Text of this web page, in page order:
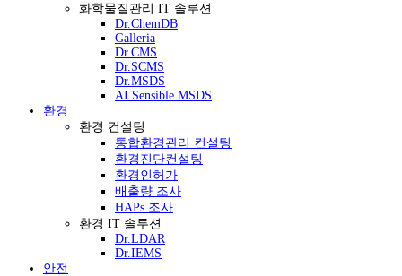
화학물질관리 IT 솔루션
Dr.ChemDB
Galleria
Dr.CMS
Dr.SCMS
Dr.MSDS
AI Sensible MSDS
환경
환경 컨설팅
통합환경관리 컨설팅
환경진단컨설팅
환경인허가
배출량 조사
HAPs 조사
환경 IT 솔루션
Dr.LDAR
Dr.IEMS
안전